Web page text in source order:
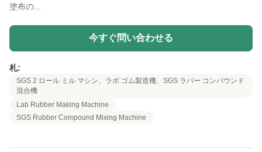
塗布の...
今すぐ問い合わせる
札:
SGS 2 ロール ミル マシン、ラボ ゴム製造機、SGS ラバー コンパウンド
混合機
Lab Rubber Making Machine
SGS Rubber Compound Mixing Machine